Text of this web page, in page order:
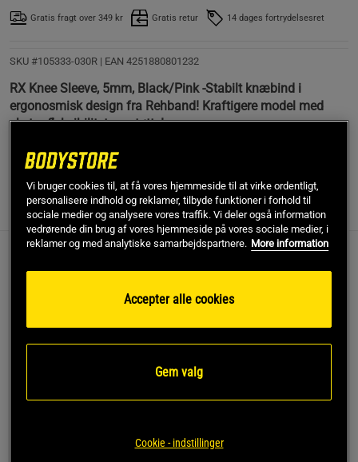
Gratis fragt over 349 kr Gratis retur 14 dages fortrydelsesret
SKU #105333-030R | EAN 4251880801232
RX Knee Sleeve, 5mm, Black/Pink -Stabilt knæbind i
ergonosmisk design fra Rehband! Kraftigere model med
ekstra fleksibilitet og støtte!
Læs mere
Information Anmeldelser(4)
RX Knee Sleeve, 5mm, Black/Pink
Stabilt knæbind i ergonosmisk design fra Rehband!
Knæbind for support ved rehabilitering eller stød ved
Ergonomisk design og pasform
Ekstra kraftig for bedre støtte
Materiale: SBR/Neopren
Vi bruger cookies til, at få vores hjemmeside til at virke ordentligt,
personalisere indhold og reklamer, tilbyde funktioner i forhold til
sociale medier og analysere vores traffik. Vi deler også information
vedrørende din brug af vores hjemmeside på vores sociale medier, i
reklamer og med analytiske samarbejdspartnere. More information
Accepter alle cookies
Gem valg
Cookie - indstillinger